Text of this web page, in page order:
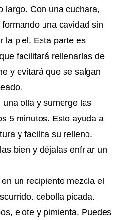
largo. Con una cuchara,
una cavidad sin
la piel. Esta parte es
facilitará rellenarlas de
y evitará que se salgan
una olla y sumerge las
5 minutos. Esto ayuda a
y facilita su relleno.
bien y déjalas enfriar un
un recipiente mezcla el
cebolla picada,
elote y pimienta. Puedes